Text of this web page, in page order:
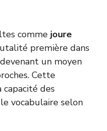
comme joure
première dans
un moyen
Cette
des
vocabulaire selon